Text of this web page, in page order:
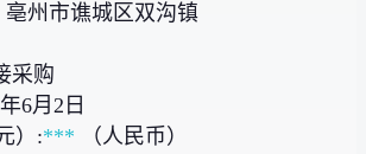
州市谯城区双沟镇
采购
6月2日
）:*** （人民币）